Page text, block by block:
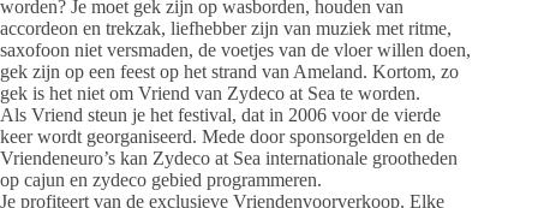
worden? Je moet gek zijn op wasborden, houden van
accordeon en trekzak, liefhebber zijn van muziek met ritme,
saxofoon niet versmaden, de voetjes van de vloer willen doen,
gek zijn op een feest op het strand van Ameland. Kortom, zo
gek is het niet om Vriend van Zydeco at Sea te worden.
Als Vriend steun je het festival, dat in 2006 voor de vierde
keer wordt georganiseerd. Mede door sponsorgelden en de
Vriendeneuro’s kan Zydeco at Sea internationale grootheden
op cajun en zydeco gebied programmeren.
Je profiteert van de exclusieve Vriendenvoorverkoop. Elke